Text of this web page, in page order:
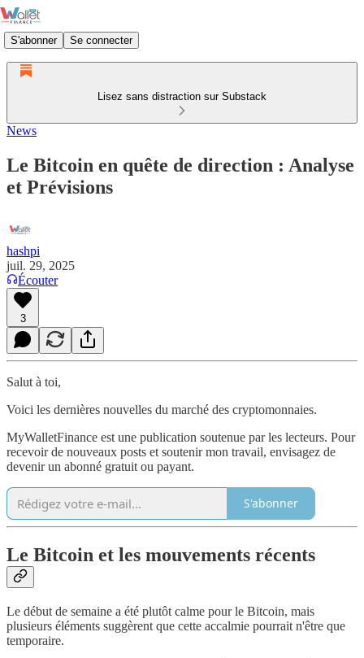
S'abonner Se connecter
Lisez sans distraction sur Substack
News
Le Bitcoin en quête de direction : Analyse
et Prévisions
hashpi
juil. 29, 2025
Écouter
3
Salut à toi,
Voici les dernières nouvelles du marché des cryptomonnaies.
MyWalletFinance est une publication soutenue par les lecteurs. Pour
recevoir de nouveaux posts et soutenir mon travail, envisagez de
devenir un abonné gratuit ou payant.
S'abonner
Le Bitcoin et les mouvements récents
Le début de semaine a été plutôt calme pour le Bitcoin, mais
plusieurs éléments suggèrent que cette accalmie pourrait n'être que
temporaire.